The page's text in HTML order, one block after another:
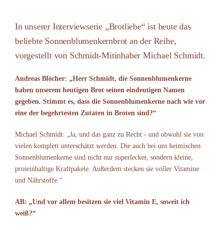
In unserer Interviewserie „Brotliebe“ ist heute das
beliebte Sonnenblumenkernbrot an der Reihe,
vorgestellt von Schmidt-Mitinhaber Michael Schmidt.
Andreas Blöcher: „Herr Schmidt, die Sonnenblumenkerne
haben unserem heutigen Brot seinen eindeutigen Namen
gegeben. Stimmt es, dass die Sonnenblumenkerne nach wie vor
eine der begehrtesten Zutaten in Broten sind?“
Michael Schmidt: „Ja, und das ganz zu Recht - und obwohl sie von
vielen komplett unterschätzt werden. Die auch bei uns heimischen
Sonnenblumenkerne sind nicht nur superlecker, sondern kleine,
proteinhaltige Kraftpakete. Außerdem stecken sie voller Vitamine
und Nährstoffe.“
AB: „Und vor allem besitzen sie viel Vitamin E, soweit ich
weiß?“